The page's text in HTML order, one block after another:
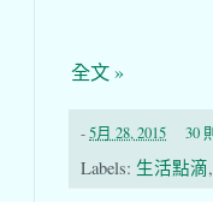
全文 »
-5月 28, 2015 30
Labels: 生活點滴